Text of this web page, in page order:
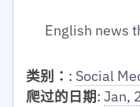
English news
类别： : Social
爬过的日期: Jan,